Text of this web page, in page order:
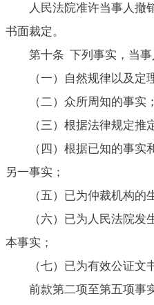
人民法院准许当事人撤
书面裁定。
第十条 下列事实，当事
（一）自然规律以及定
（二）众所周知的事实；
（三）根据法律规定推
（四）根据已知的事
另一事实；
（五）已为仲裁机构的
（六）已为人民法院
本事实；
（七）已为有效公证文
前款第二项至第五项事